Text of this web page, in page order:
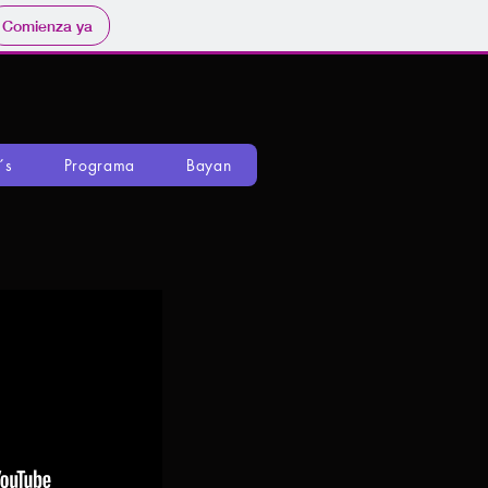
Comienza ya
Programa Bayan